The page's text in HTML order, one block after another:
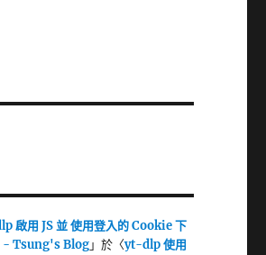
啟用 JS 並 使用登入的 Cookie 下
- Tsung's Blog」於〈yt-dlp 使用